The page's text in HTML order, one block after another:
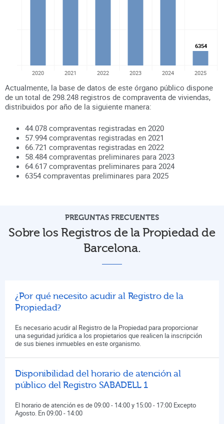
6354
6354
2020 2021 2022 2023 2024 2025
Actualmente, la base de datos de este órgano público dispone
de un total de 298.248 registros de compraventa de viviendas,
distribuidos por año de la siguiente manera:
44.078 compraventas registradas en 2020
57.994 compraventas registradas en 2021
66.721 compraventas registradas en 2022
58.484 compraventas preliminares para 2023
64.617 compraventas preliminares para 2024
6354 compraventas preliminares para 2025
PREGUNTAS FRECUENTES
Sobre los Registros de la Propiedad de
Barcelona.
¿Por qué necesito acudir al Registro de la
Propiedad?
Es necesario acudir al Registro de la Propiedad para proporcionar
una seguridad jurídica a los propietarios que realicen la inscripción
de sus bienes inmuebles en este organismo.
Disponibilidad del horario de atención al
público del Registro SABADELL 1
El horario de atención es de 09:00 - 14:00 y 15:00 - 17:00 Excepto
Agosto. En 09:00 - 14:00